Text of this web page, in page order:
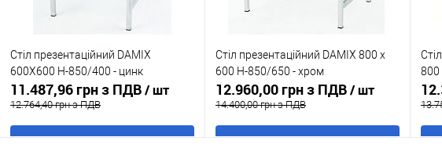
Стіл презентаційний DAMIX
600X600 H-850/400 - цинк
11.487,96 грн з ПДВ/ шт
12.764,40 грн з ПДВ
Стіл презентаційний DAMIX 800 x
600 H-850/650 - хром
12.960,00 грн з ПДВ/ шт
14.400,00 грн з ПДВ
800